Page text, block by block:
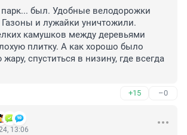
был. Удобные велодорожки
и лужайки уничтожили.
камушков между деревьями
плитку. А как хорошо было
спуститься в низину, где всегда
+15 –0
13:06